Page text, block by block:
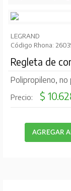
LEGRAND
Código Rhona:
Regleta de
Polipropileno, no
Precio: $